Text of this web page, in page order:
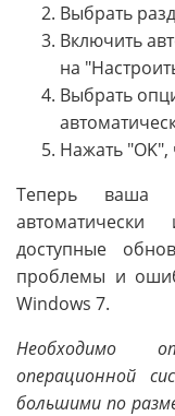
Выбрать
Включить
на
Выбрать
Нажать "OK",
Теперь ваша
доступные
проблемы и
Windows 7.
Необходимо
операционной
большими по